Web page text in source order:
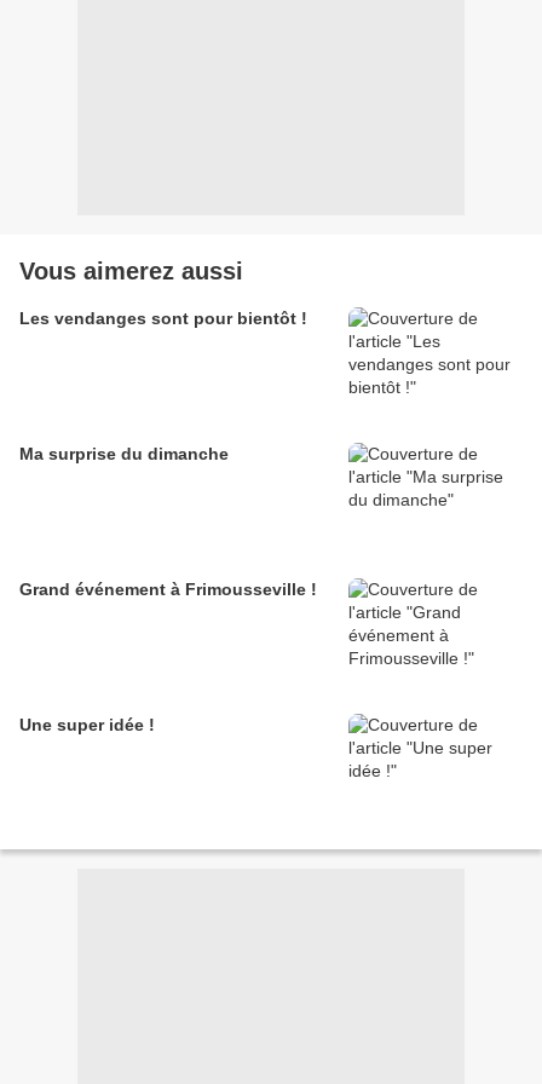
Vous aimerez aussi
Les vendanges sont pour bientôt !
Ma surprise du dimanche
Grand événement à Frimousseville !
Une super idée !